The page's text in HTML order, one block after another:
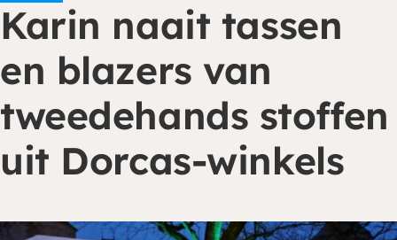
Karin naait tassen
en blazers van
tweedehands stoffen
uit Dorcas-winkels